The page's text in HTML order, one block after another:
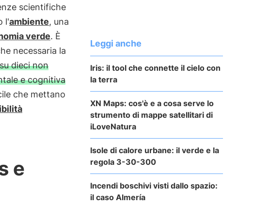
scientifiche
l'ambiente, una
verde. È
necessaria la
dieci non
e cognitiva
che mettano
e
Leggi anche
Iris: il tool che connette il cielo con
la terra
XN Maps: cos'è e a cosa serve lo
strumento di mappe satellitari di
iLoveNatura
Isole di calore urbane: il verde e la
regola 3-30-300
Incendi boschivi visti dallo spazio:
il caso Almería